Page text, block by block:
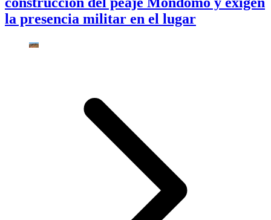
la presencia militar en el lugar